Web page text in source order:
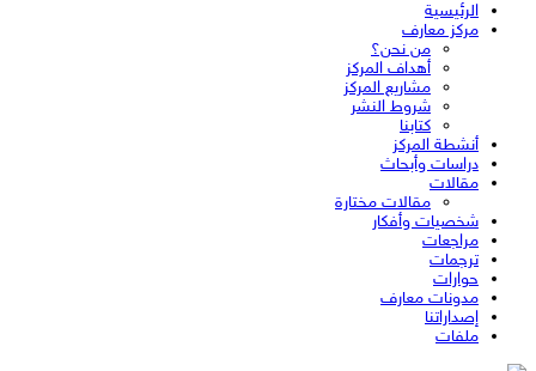
الرئيسية
مركز معارف
من نحن؟
أهداف المركز
مشاريع المركز
شروط النشر
كتابنا
أنشطة المركز
دراسات وأبحاث
مقالات
مقالات مختارة
شخصيات وأفكار
مراجعات
ترجمات
حوارات
مدونات معارف
إصداراتنا
ملفات